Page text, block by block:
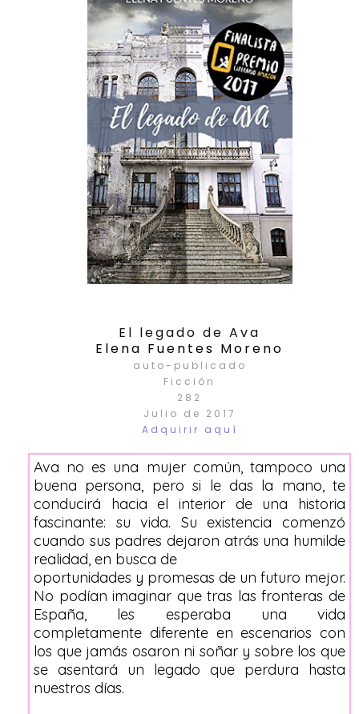
El legado de Ava
Elena Fuentes Moreno
auto-publicado
Ficción
282
Julio de 2017
Adquirir aquí
Ava no es una mujer común, tampoco una
buena persona, pero si le das la mano, te
conducirá hacia el interior de una historia
fascinante: su vida. Su existencia comenzó
cuando sus padres dejaron atrás una humilde
realidad, en busca de
oportunidades y promesas de un futuro mejor.
No podían imaginar que tras las fronteras de
España, les esperaba una vida
completamente diferente en escenarios con
los que jamás osaron ni soñar y sobre los que
se asentará un legado que perdura hasta
nuestros días.